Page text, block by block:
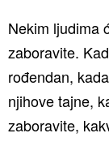
Nekim ljudima
zaboravite.
rođendan,
njihove tajne,
zaboravite,